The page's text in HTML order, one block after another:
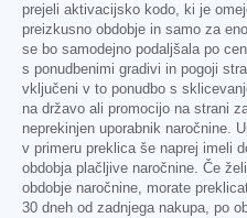
prejeli aktivacijsko kodo, ki je
preizkusno obdobje in samo za
se bo samodejno podaljšala po
s ponudbenimi gradivi in pogoji
vključeni v to ponudbo s
na državo ali promocijo na strani
neprekinjen uporabnik naročnine.
v primeru preklica še naprej imeli
obdobja plačljive naročnine. Če
obdobje naročnine, morate
30 dneh od zadnjega nakupa, po